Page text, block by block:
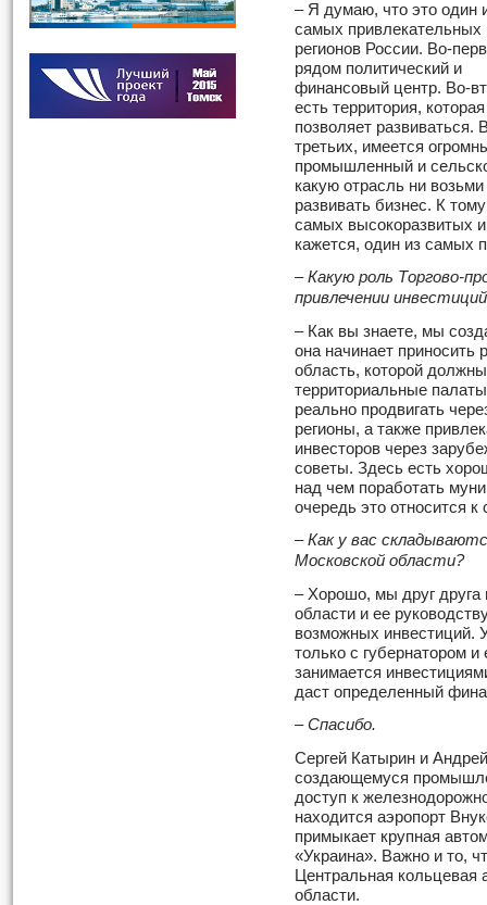
– Я думаю, что это один
самых привлекательных
регионов России. Во-
рядом политический и
финансовый центр. Во-
есть территория, которая
позволяет развиваться.
третьих, имеется
промышленный и
какую отрасль ни
развивать бизнес. К
самых высокоразвитых
кажется, один из самых
– Какую роль Торгово-
привлечении
– Как вы знаете, мы
она начинает приносить
область, которой
территориальные
реально продвигать
регионы, а также
инвесторов через
советы. Здесь есть
над чем поработать
очередь это относится
– Как у вас
Московской области?
– Хорошо, мы друг
области и ее
возможных инвестиций.
только с губернатором и
занимается
даст определенный
– Спасибо.
Сергей Катырин и
создающемуся
доступ к
находится аэропорт
примыкает крупная
«Украина». Важно и то,
Центральная кольцевая
области.